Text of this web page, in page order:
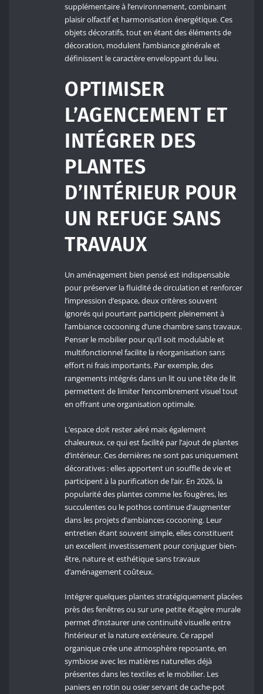
supplémentaire à l’environnement, combinant
plaisir olfactif et harmonisation énergétique. Ces
objets décoratifs, tout en étant des éléments de
décoration, modulent l’ambiance générale et
définissent le caractère enveloppant du lieu.
OPTIMISER
L’AGENCEMENT ET
INTÉGRER DES
PLANTES
D’INTÉRIEUR POUR
UN REFUGE SANS
TRAVAUX
Un aménagement bien pensé est indispensable
pour préserver la fluidité de circulation et renforcer
l’impression d’espace, deux critères souvent
ignorés qui pourtant participent pleinement à
l’ambiance cocooning d’une chambre sans travaux.
Penser le mobilier pour qu’il soit modulable et
multifonctionnel facilite la réorganisation sans
effort ni frais importants. Par exemple, des
rangements intégrés dans un lit ou une tête de lit
permettent de limiter l’encombrement visuel tout
en offrant une organisation optimale.
L’espace doit rester aéré mais également
chaleureux, ce qui est facilité par l’ajout de plantes
d’intérieur. Ces dernières ne sont pas uniquement
décoratives : elles apportent un souffle de vie et
participent à la purification de l’air. En 2026, la
popularité des plantes comme les fougères, les
succulentes ou le pothos continue d’augmenter
dans les projets d’ambiances cocooning. Leur
entretien étant souvent simple, elles constituent
un excellent investissement pour conjuguer bien-
être, nature et esthétique sans travaux
d’aménagement coûteux.
Intégrer quelques plantes stratégiquement placées
près des fenêtres ou sur une petite étagère murale
permet d’instaurer une continuité visuelle entre
l’intérieur et la nature extérieure. Ce rappel
organique crée une atmosphère reposante, en
symbiose avec les matières naturelles déjà
présentes dans les textiles et le mobilier. Les
paniers en rotin ou osier servant de cache-pot